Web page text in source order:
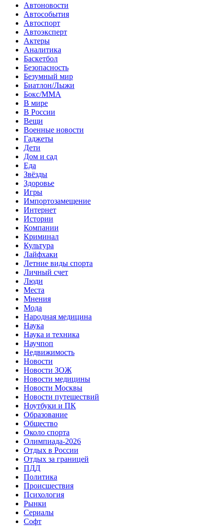
Автоновости
Автособытия
Автоспорт
Автоэксперт
Актеры
Аналитика
Баскетбол
Безопасность
Безумный мир
Биатлон/Лыжи
Бокс/MMA
В мире
В России
Вещи
Военные новости
Гаджеты
Дети
Дом и сад
Еда
Звёзды
Здоровье
Игры
Импортозамещение
Интернет
Истории
Компании
Криминал
Культура
Лайфхаки
Летние виды спорта
Личный счет
Люди
Места
Мнения
Мода
Народная медицина
Наука
Наука и техника
Научпоп
Недвижимость
Новости
Новости ЗОЖ
Новости медицины
Новости Москвы
Новости путешествий
Ноутбуки и ПК
Образование
Общество
Около спорта
Олимпиада-2026
Отдых в России
Отдых за границей
ПДД
Политика
Происшествия
Психология
Рынки
Сериалы
Софт